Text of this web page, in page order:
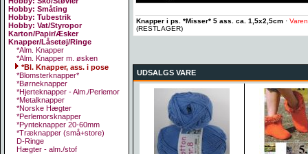
Hobby: Småting
Hobby: Tubestrik
Hobby: Vat/Styropor
Karton/Papir/Æsker
Knapper/Låsetøj/Ringe
*Alm. Knapper
*Alm. Knapper m. øsken
*Bl. Knapper, ass. i pose
*Blomsterknapper*
*Børneknapper
*Hjerteknapper - Alm./Perlemor
*Metalknapper
*Norske Hægter
*Perlemorsknapper
*Pynteknapper 20-60mm
*Træknapper (små+store)
D-Ringe
Hægter - alm./stof
Knapper i ps. *Misser* 5 ass. ca. 1,5x2,5cm ·
(RESTLAGER)
UDSALGS VARE